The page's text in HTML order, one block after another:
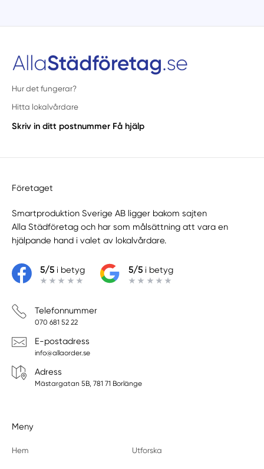
Hur det fungerar?
Hitta lokalvårdare
Skriv in ditt postnummer Få hjälp
Företaget
Smartproduktion Sverige AB ligger bakom sajten
Alla Städföretag och har som målsättning att vara en
hjälpande hand i valet av lokalvårdare.
5/5i betyg 5/5i betyg
Telefonnummer
070 681 52 22
E-postadress
info@allaorder.se
Adress
Mästargatan 5B, 781 71 Borlänge
Meny
Hem Utforska